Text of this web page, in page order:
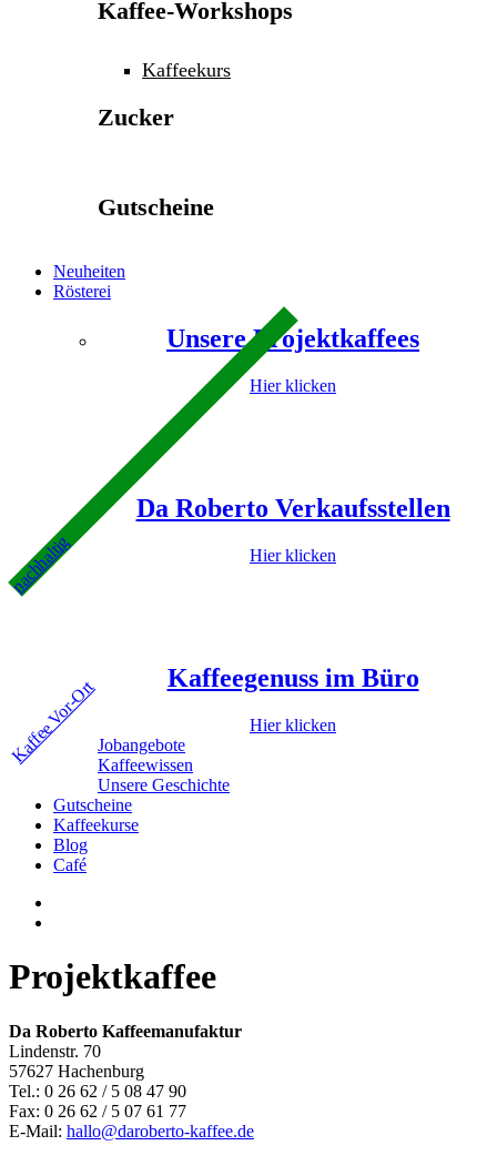
Kaffee-Workshops
Kaffeekurs
Zucker
Gutscheine
Neuheiten
Rösterei
Unsere Projektkaffees
Hier klicken
nachhaltig
Da Roberto Verkaufsstellen
Hier klicken
Kaffee Vor-Ort Kaffeegenuss im Büro
Hier klicken
Jobangebote
Kaffeewissen
Unsere Geschichte
Gutscheine
Kaffeekurse
Blog
Café
Projektkaffee
Da Roberto Kaffeemanufaktur
Lindenstr. 70
57627 Hachenburg
Tel.: 0 26 62 / 5 08 47 90
Fax: 0 26 62 / 5 07 61 77
E-Mail: hallo@daroberto-kaffee.de